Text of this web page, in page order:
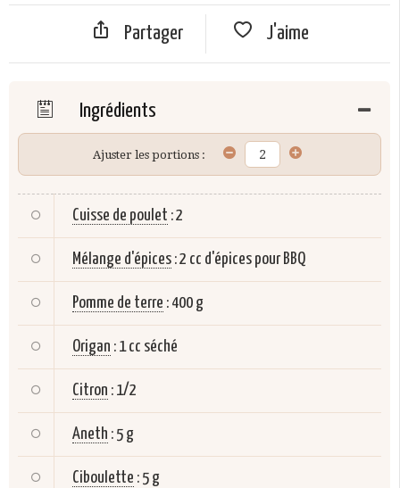
Partager J'aime
Ingrédients
Ajuster les portions :
Cuisse de poulet :2
Mélange d'épices :2 cc d'épices pour BBQ
Pomme de terre : 400 g
Origan : 1 cc séché
Citron : 1/2
Aneth : 5 g
Ciboulette : 5 g